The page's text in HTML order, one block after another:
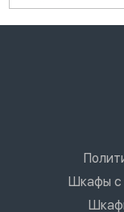
Шкафы с